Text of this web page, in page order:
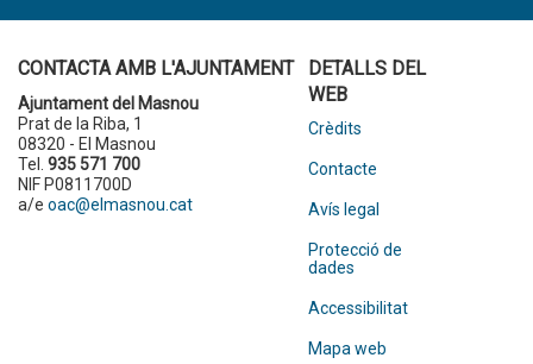
CONTACTA AMB L'AJUNTAMENT
Ajuntament del Masnou
Prat de la Riba, 1
08320 - El Masnou
Tel. 935 571 700
NIF P0811700D
a/e oac@elmasnou.cat
DETALLS DEL
WEB
Crèdits
Contacte
Avís legal
Protecció de
dades
Accessibilitat
Mapa web